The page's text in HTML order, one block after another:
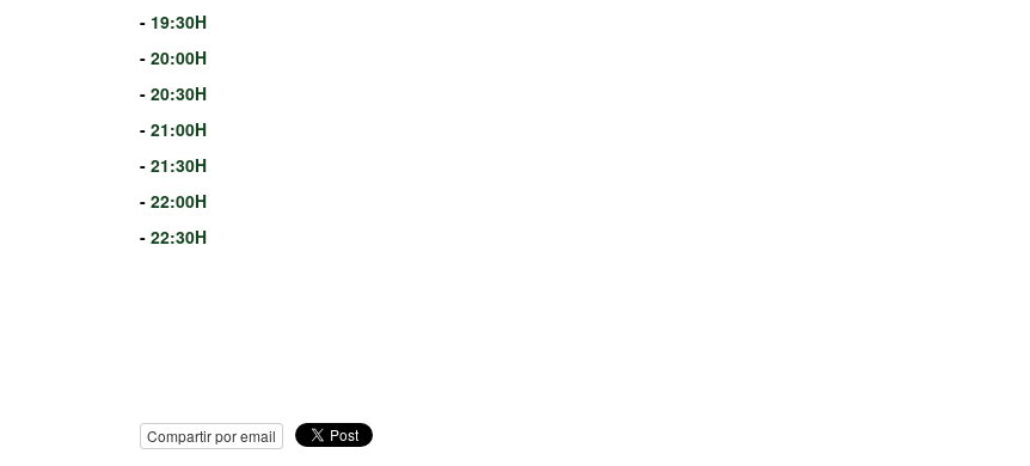
- 19:30H
- 20:00H
- 20:30H
- 21:00H
- 21:30H
- 22:00H
- 22:30H
Compartir por email